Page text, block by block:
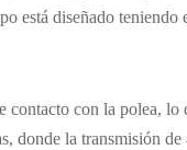
está diseñado teniendo
con la polea, lo
donde la transmisión